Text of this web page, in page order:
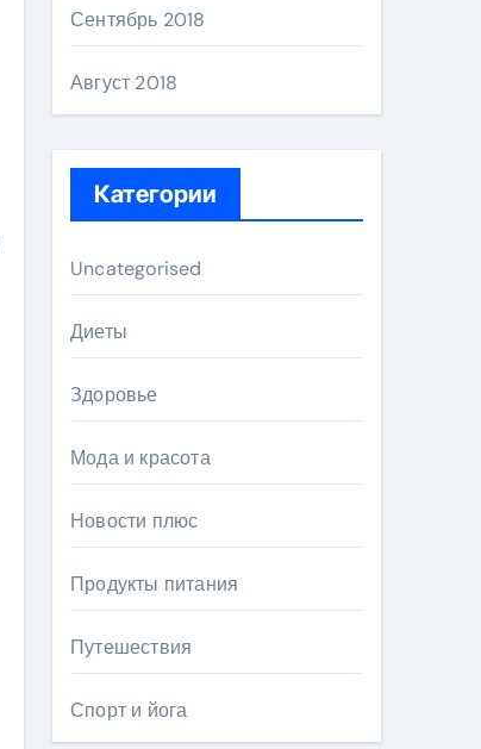
Сентябрь 2018
Август 2018
Категории
Uncategorised
Диеты
Здоровье
Мода и красота
Новости плюс
Продукты питания
Путешествия
Спорт и йога